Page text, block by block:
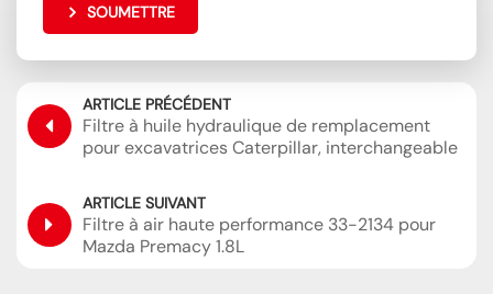
SOUMETTRE
ARTICLE PRÉCÉDENT
Filtre à huile hydraulique de remplacement
pour excavatrices Caterpillar, interchangeable
ARTICLE SUIVANT
Filtre à air haute performance 33-2134 pour
Mazda Premacy 1.8L